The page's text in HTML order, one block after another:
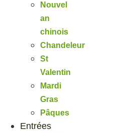
Nouvel
an
chinois
Chandeleur
St
Valentin
Mardi
Gras
Pâques
Entrées